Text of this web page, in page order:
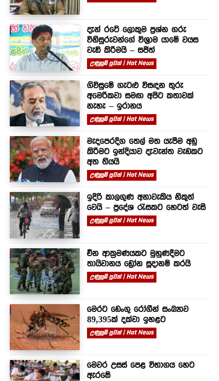
දැන් රටේ ලොකුම ප්‍රශ්න ගරු
විනිසුරුවන්ගේ විශ්‍රාම යාමේ වයස
වැඩි කිරීමයි – සජිත්
උණුසුම් පුවත් | Hot News
ගිවිසුමේ ගැටළු විසඳන තුරු
අමෙරිකවා සමඟ අපිට කතාවක්
නැහැ – ඉරානය
උණුසුම් පුවත් | Hot News
මැදපෙරදිග තෙල් මත යැපීම අඩු
කිරීමට ඉන්දියාව දැවැන්ත වැඩකට
අත තියයි
උණුසුම් පුවත් | Hot News
ඉදිරි කාලගුණ අනාවැකිය නිකුත්
වෙයි – ප්‍රදේශ රැසකට හෙටත් වැසි
උණුසුම් පුවත් | Hot News
චීන ආක්‍රමණයකට මුහුණදීමට
තායිවානය ඩ්‍රෝන සූදානම් කරයි
උණුසුම් පුවත් | Hot News
මෙරට ඩෙංගු රෝගීන් සංඛ්‍යාව
89,395ක් දක්වා ඉහළට
උණුසුම් පුවත් | Hot News
මෙවර උසස් පෙළ විභාගය හෙට
ඇරඹේ